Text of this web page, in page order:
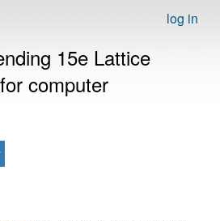
log in
15e Lattice
computer